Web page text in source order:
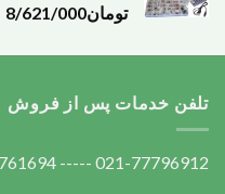
تومان8/621/000
تلفن خدمات پس از فروش
021-77796912 ----- 09036761694